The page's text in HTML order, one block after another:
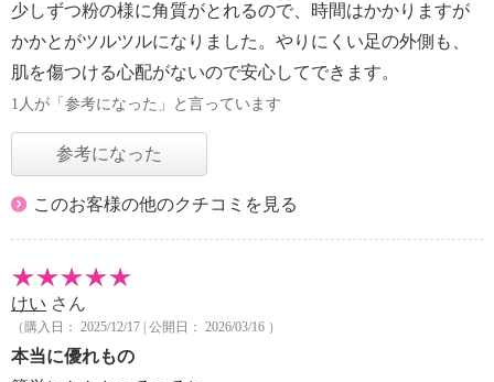
少しずつ粉の様に角質がとれるので、時間はかかりますが
かかとがツルツルになりました。やりにくい足の外側も、
肌を傷つける心配がないので安心してできます。
1人が「参考になった」と言っています
参考になった
このお客様の他のクチコミを見る
けい さん
（購入日： 2025/12/17 | 公開日： 2026/03/16 ）
本当に優れもの